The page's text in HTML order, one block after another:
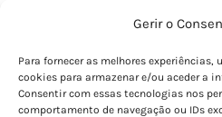
Gerir o
Para fornecer as melhores
cookies para armazenar e/ou aceder a
Consentir com essas tecnologias nos
comportamento de navegação ou IDs
Política de
Termos e
Perguntas
Custos de